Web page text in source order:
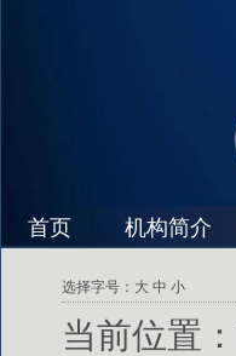
首页 机构简介
选择字号： 大 中 小
当前位置：